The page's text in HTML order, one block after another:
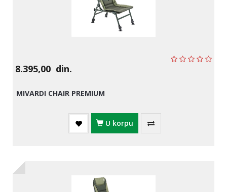
Akcijska ponuda
8.395,00 din.
MIVARDI CHAIR PREMIUM
U korpu